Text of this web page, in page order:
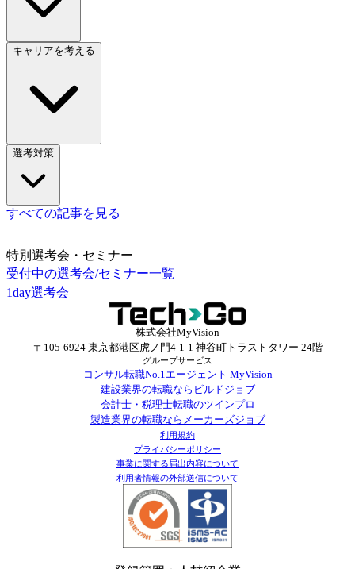
キャリアを考える
選考対策
すべての記事を見る
特別選考会・セミナー
受付中の選考会/セミナー一覧
1day選考会
株式会社MyVision
〒105-6924 東京都港区虎ノ門4-1-1 神谷町トラストタワー 24階
グループサービス
コンサル転職No.1エージェント MyVision
建設業界の転職ならビルドジョブ
会計士・税理士転職のツインプロ
製造業界の転職ならメーカーズジョブ
利用規約
プライバシーポリシー
事業に関する届出内容について
利用者情報の外部送信について